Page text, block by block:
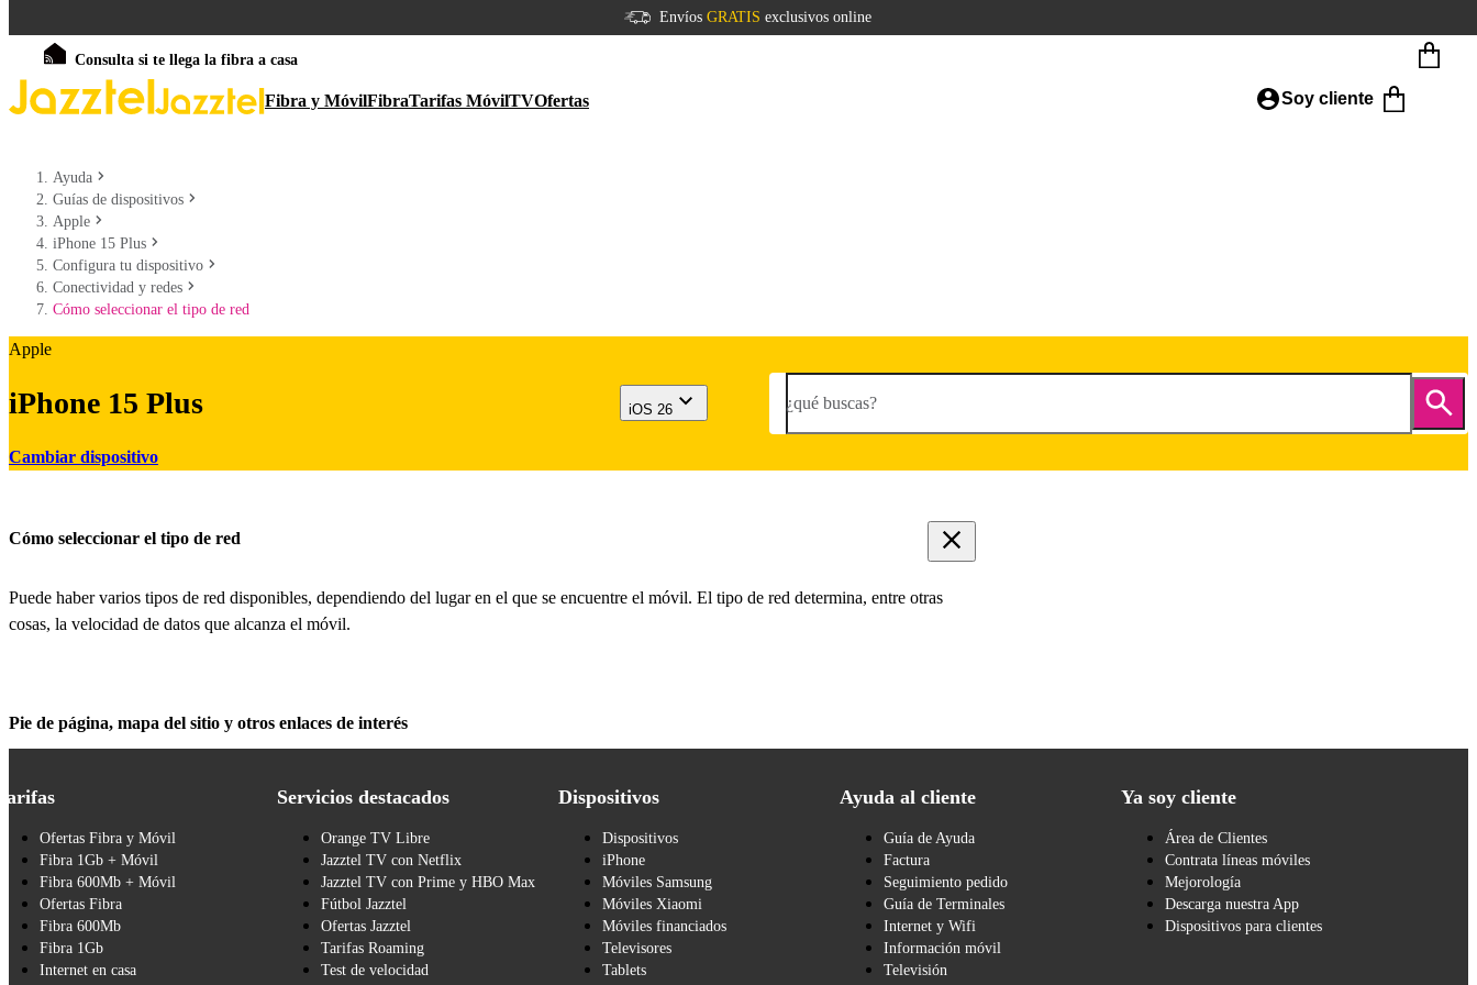
Envíos GRATIS exclusivos online
Consulta si te llega la fibra a casa
Fibra y MóvilFibraTarifas MóvilTVOfertas Soy cliente
Ayuda
Guías de dispositivos
Apple
iPhone 15 Plus
Configura tu dispositivo
Conectividad y redes
Cómo seleccionar el tipo de red
Apple
iPhone 15 Plus
Cambiar dispositivo
iOS 26 ¿qué buscas?
Cómo seleccionar el tipo de red
Puede haber varios tipos de red disponibles, dependiendo del lugar en el que se encuentre el móvil. El tipo de red determina, entre otras
cosas, la velocidad de datos que alcanza el móvil.
Pie de página, mapa del sitio y otros enlaces de interés
Ofertas Fibra y Móvil
Fibra 1Gb + Móvil
Fibra 600Mb + Móvil
Ofertas Fibra
Fibra 600Mb
Fibra 1Gb
Internet en casa
Servicios destacados
Orange TV Libre
Jazztel TV con Netflix
Jazztel TV con Prime y HBO Max
Fútbol Jazztel
Ofertas Jazztel
Tarifas Roaming
Test de velocidad
Dispositivos
Dispositivos
iPhone
Móviles Samsung
Móviles Xiaomi
Móviles financiados
Televisores
Tablets
Ayuda al cliente
Guía de Ayuda
Factura
Seguimiento pedido
Guía de Terminales
Internet y Wifi
Información móvil
Televisión
Ya soy cliente
Área de Clientes
Contrata líneas móviles
Mejorología
Descarga nuestra App
Dispositivos para clientes